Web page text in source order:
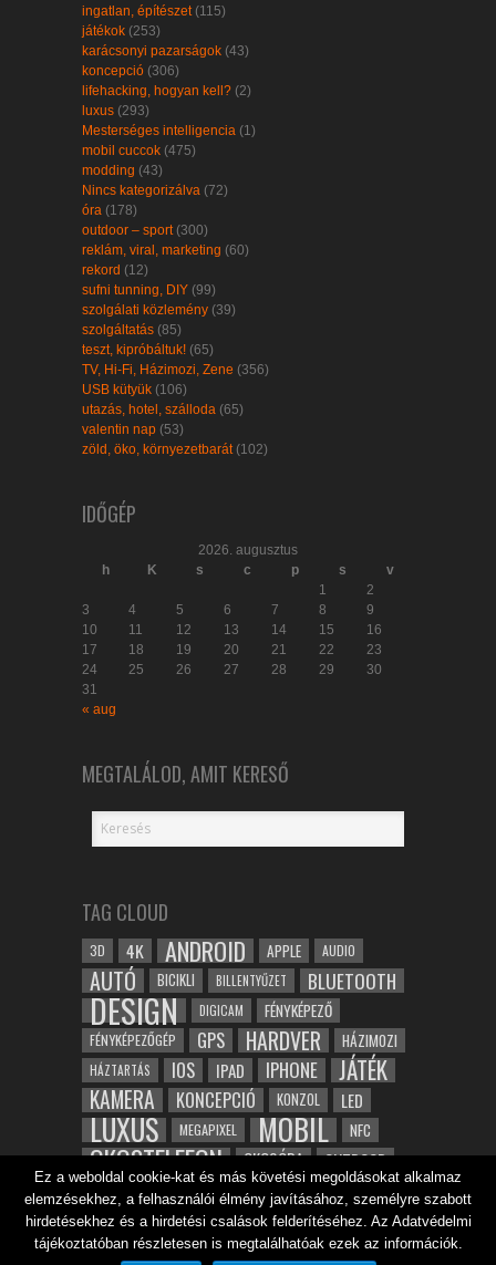
ingatlan, építészet(115)
játékok (253)
karácsonyi pazarságok (43)
koncepció (306)
lifehacking, hogyan kell? (2)
luxus (293)
Mesterséges intelligencia (1)
mobil cuccok (475)
modding (43)
Nincs kategorizálva (72)
óra (178)
outdoor – sport(300)
reklám, viral, marketing (60)
rekord (12)
sufni tunning, DIY (99)
szolgálati közlemény (39)
szolgáltatás (85)
teszt, kipróbáltuk! (65)
TV, Hi-Fi, Házimozi, Zene (356)
USB kütyük (106)
utazás, hotel, szálloda (65)
valentin nap (53)
zöld, öko, környezetbarát(102)
IDŐGÉP
2026. augusztus
h
K s c p s
v
1
2
3
4 5 6 7 8
9
10
11 12 13 14 15
16
17
18 19 20 21 22
23
24
25 26 27 28 29
30
31
« aug
MEGTALÁLOD, AMIT KERESŐ
TAG CLOUD
3D 4K ANDROID APPLE AUDIO
AUTÓ BICIKLI BILLENTYŰZET BLUETOOTH
DESIGN DIGICAM FÉNYKÉPEZŐ
FÉNYKÉPEZŐGÉP GPS HARDVER HÁZIMOZI
HÁZTARTÁS IOS IPAD IPHONE JÁTÉK
KAMERA KONCEPCIÓ KONZOL LED
LUXUS MEGAPIXEL MOBIL NFC
OKOSTELEFON OKOSÓRA OUTDOOR
ROBOT SAMSUNG SPORT TABLET
TESZT VIDEÓ VÍZÁLLÓ WIFI ZENE ZÖLD
ÉPÍTÉSZET ÉRINTŐKÉPERNYŐ ÓRA
Ez a weboldal cookie-kat és más követési megoldásokat alkalmaz
elemzésekhez, a felhasználói élmény javításához, személyre szabott
hirdetésekhez és a hirdetési csalások felderítéséhez. Az Adatvédelmi
tájékoztatóban részletesen is megtalálhatóak ezek az információk.